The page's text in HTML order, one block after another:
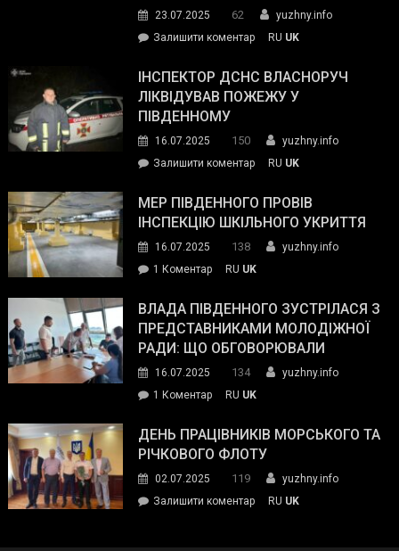
гуманітарну
допомогу
23.07.2025 62
yuzhny.info
Залишити коментарon
провів
нараду
силових
та
органів:
«Наш
спільний
окупанти.
Маємо
діяти
команда
RU UK
ІНСПЕКТОР ДСНС ВЛАСНОРУЧ
ЛІКВІДУВАВ ПОЖЕЖУ У
ПІВДЕННОМУ
16.07.2025 150
yuzhny.info
Залишити коментарon
ДСНС
власноруч
пожежу
у
RU UK
МЕР ПІВДЕННОГО ПРОВІВ
ІНСПЕКЦІЮ ШКІЛЬНОГО УКРИТТЯ
16.07.2025 138
yuzhny.info
1 Коментардо
Південного
провів
інспекцію
укриття
RU UK
ВЛАДА ПІВДЕННОГО ЗУСТРІЛАСЯ З
ПРЕДСТАВНИКАМИ МОЛОДІЖНОЇ
РАДИ: ЩО ОБГОВОРЮВАЛИ
16.07.2025 134
yuzhny.info
1 Коментардо
Південного
зустрілася
представниками
молодіжної
RU UK
ДЕНЬ ПРАЦІВНИКІВ МОРСЬКОГО ТА
РІЧКОВОГО ФЛОТУ
02.07.2025 119
yuzhny.info
Залишити коментарon
RU UK